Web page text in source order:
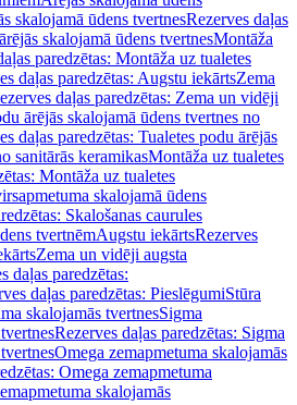
skalojamā ūdens tvertnesRezerves daļas
skalojamā ūdens tvertnesMontāža
paredzētas: Montāža uz tualetes
daļas paredzētas: Augstu iekārtsZema
daļas paredzētas: Zema un vidēji
ārējās skalojamā ūdens tvertnes no
daļas paredzētas: Tualetes podu ārējās
sanitārās keramikasMontāža uz tualetes
Montāža uz tualetes
skalojamā ūdens
Skalošanas caurules
tvertnēmAugstu iekārtsRezerves
Zema un vidēji augsta
daļas paredzētas:
daļas paredzētas: PieslēgumiStūra
skalojamās tvertnesSigma
Rezerves daļas paredzētas: Sigma
Omega zemapmetuma skalojamās
Omega zemapmetuma
skalojamās